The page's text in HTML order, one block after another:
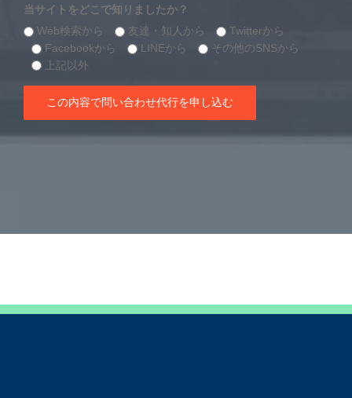
当サイトをどこで知りましたか？
Web検索から
友達・知人から
Twitterから
Facebookから
LINEから
その他のSNSから
上記以外